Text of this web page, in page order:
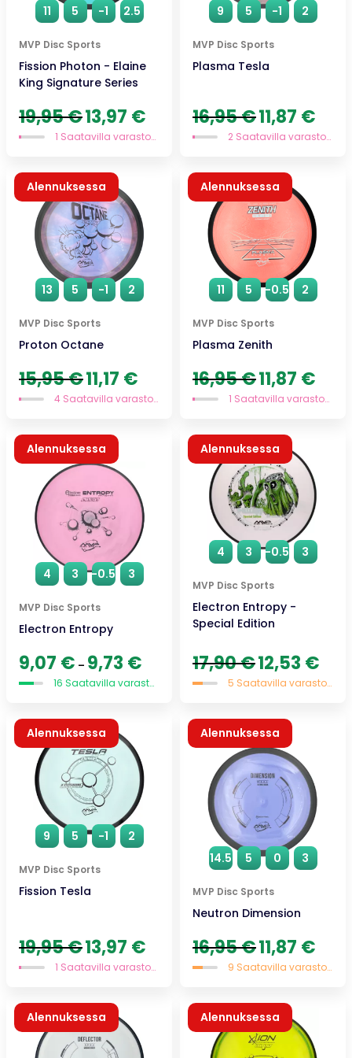
11 5 -1 2.5
MVP Disc Sports
Fission Photon - Elaine
King Signature Series
19,95€ Alkuperäinen
hinta
oli:
13,97 € Nykyinen
on:
1 Saatavilla varastossa
9 5 -1 2
MVP Disc Sports
Plasma Tesla
16,95€ Alkuperäinen
hinta
oli:
11,87 €
on:
2 Saatavilla varastossa
13 5 -1 2
MVP Disc Sports
Proton Octane
Alennuksessa
15,95€ Alkuperäinen
hinta
oli:
11,17 €
on:4 Saatavilla varastossa
11 5 -0.5 2
MVP Disc Sports
Plasma Zenith
Alennuksessa
16,95€ Alkuperäinen
hinta
oli:
11,87 €
on:
1 Saatavilla varastossa
Uutuus
4 3 -0.5 3
MVP Disc Sports
Electron Entropy
Alennuksessa
9,07 € – 9,73 € Hintaluokka:
-16 Saatavilla varastossa
4 3 -0.5 3
MVP Disc Sports
Electron Entropy -
Special Edition
Alennuksessa
17,90€ Alkuperäinen
hinta
oli:
12,53 €
on:
5 Saatavilla varastossa
9 5 -1 2
MVP Disc Sports
Fission Tesla
Alennuksessa
19,95€ Alkuperäinen
hinta
oli:
13,97 € Nykyinen
on:
1 Saatavilla varastossa
Uutuus
14.5 5 0 3
MVP Disc Sports
Neutron Dimension
Alennuksessa
16,95€ Alkuperäinen
hinta
oli:
11,87 €
on:
9 Saatavilla varastossa
Alennuksessa Alennuksessa